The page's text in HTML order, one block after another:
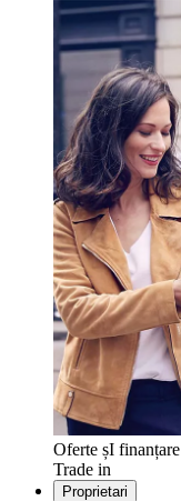
Oferte șI finanțare
Trade in
Proprietari